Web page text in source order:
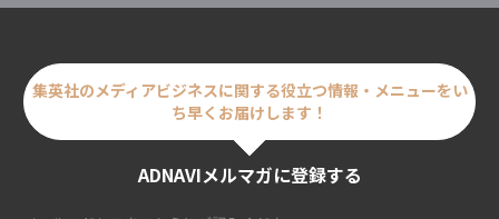
集英社のメディアビジネスに関する役立つ情報・メニューをい
ち早くお届けします！
ADNAVIメルマガに登録する